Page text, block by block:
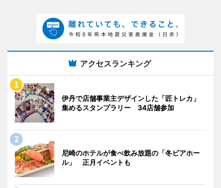
アクセスランキング
伊丹で店舗事業主デザインした「匠トレカ」
集めるスタンプラリー 34店舗参加
尼崎のホテルが食べ飲み放題の「冬ビアホー
ル」 正月イベントも